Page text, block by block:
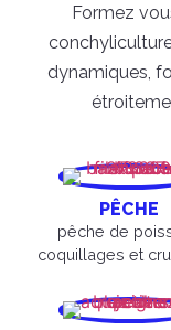
Formez
dynamiques,
PÊCHE
pêche de
coquillages et